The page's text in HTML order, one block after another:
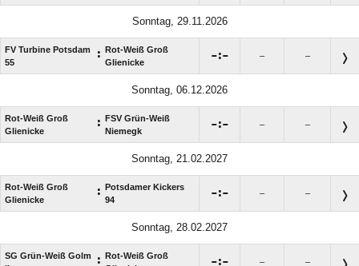
Sonntag, 29.11.2026
FV Turbine Potsdam
55
:
Rot-Weiß Groß
Glienicke
: – –
Sonntag, 06.12.2026
Rot-Weiß Groß
Glienicke
:
FSV Grün-Weiß
Niemegk
: – –
Sonntag, 21.02.2027
Rot-Weiß Groß
Glienicke
:
Potsdamer Kickers
94
: – –
Sonntag, 28.02.2027
SG Grün-Weiß Golm
:
Rot-Weiß Groß
: – –